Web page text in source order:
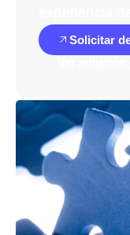
Solicitar